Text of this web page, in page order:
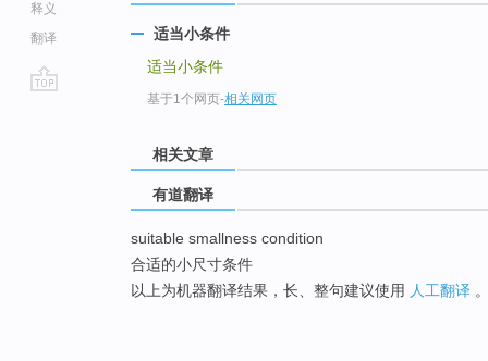
释义
翻译
适当小条件
适当小条件
基于1个网页-相关网页
相关文章
有道翻译
suitable smallness condition
合适的小尺寸条件
以上为机器翻译结果，长、整句建议使用 人工翻译